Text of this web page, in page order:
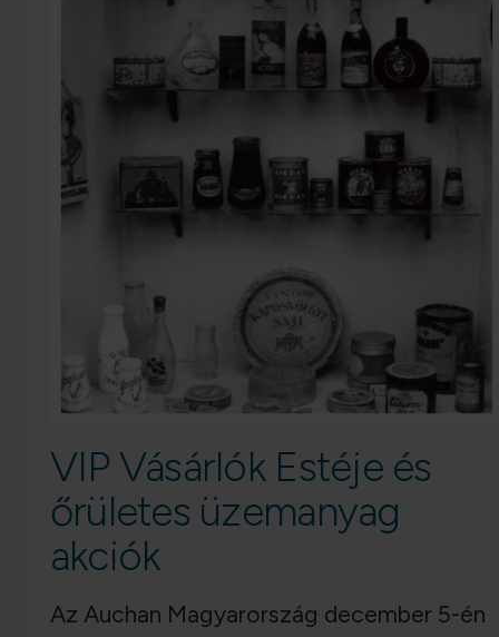
VIP Vásárlók Estéje és
őrületes üzemanyag
akciók
Az Auchan Magyarország december 5-én